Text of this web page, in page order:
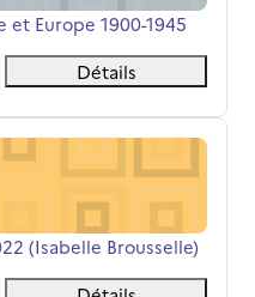
et Europe 1900-1945
Détails
(Isabelle Brousselle)
(Isabelle Brousselle)